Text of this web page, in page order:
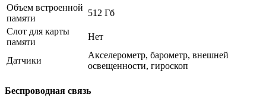
Объем встроенной
памяти
512 Гб
Слот для карты
памяти
Нет
Датчики
Акселерометр, барометр, внешней
освещенности, гироскоп
Беспроводная связь